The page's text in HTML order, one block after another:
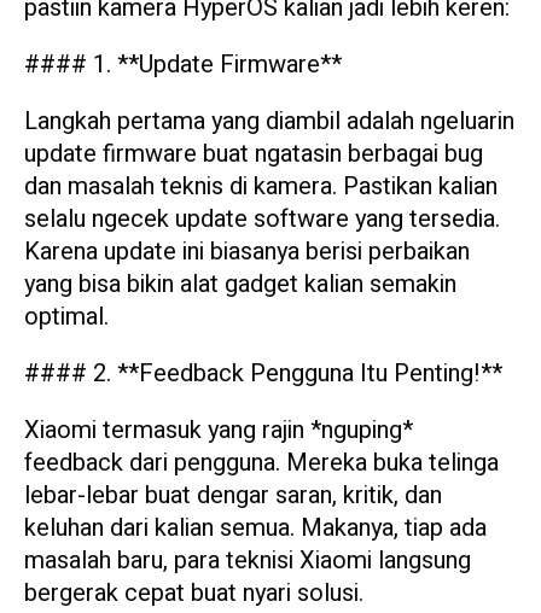
pastiin kamera HyperOS kalian jadi lebih keren:
#### 1. **Update Firmware**
Langkah pertama yang diambil adalah ngeluarin
update firmware buat ngatasin berbagai bug
dan masalah teknis di kamera. Pastikan kalian
selalu ngecek update software yang tersedia.
Karena update ini biasanya berisi perbaikan
yang bisa bikin alat gadget kalian semakin
optimal.
#### 2. **Feedback Pengguna Itu Penting!**
Xiaomi termasuk yang rajin *nguping*
feedback dari pengguna. Mereka buka telinga
lebar-lebar buat dengar saran, kritik, dan
keluhan dari kalian semua. Makanya, tiap ada
masalah baru, para teknisi Xiaomi langsung
bergerak cepat buat nyari solusi.